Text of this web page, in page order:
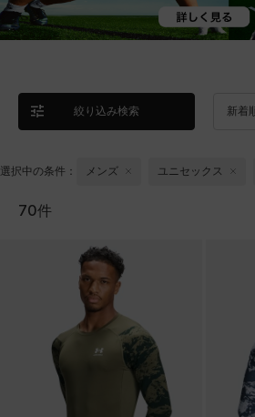
絞り込み検索 新着
選択中の条件： メンズ ユニセックス
70件